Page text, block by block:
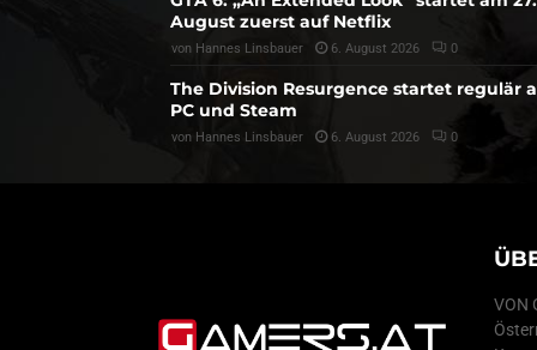
August zuerst auf Netflix
von Hannes Linsbauer 6. August 2026 0
The Division Resurgence startet regulär
PC und Steam
von Hannes Linsbauer 6. August 2026 0
VON